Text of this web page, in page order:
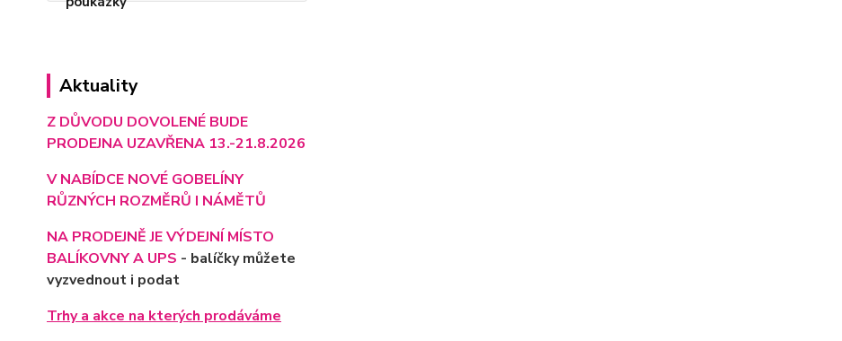
Aktuality
Z DŮVODU DOVOLENÉ BUDE
PRODEJNA UZAVŘENA 13.-21.8.2026
V NABÍDCE NOVÉ GOBELÍNY
RŮZNÝCH ROZMĚRŮ I NÁMĚTŮ
NA PRODEJNĚ JE VÝDEJNÍ MÍSTO
BALÍKOVNY A UPS - balíčky můžete
vyzvednout i podat
Trhy a akce na kterých prodáváme